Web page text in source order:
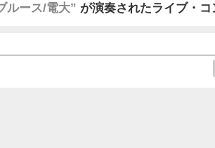
ルース/電大” が演奏されたライブ・コ